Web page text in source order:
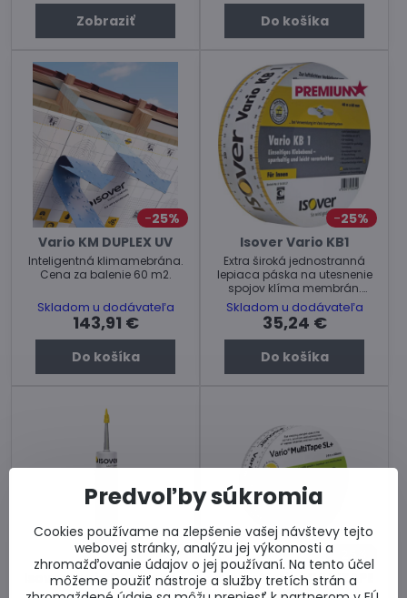
Zobraziť Do košíka
25%
Vario KM DUPLEX UV
Inteligentná klimamebrána.
Cena za balenie 60 m2.
Skladom u dodávateľa
143,91 €
Do košíka
25%
Isover Vario KB1
Extra široká jednostranná
lepiaca páska na utesnenie
spojov klíma membrán.
Cena za balenie 40m.
Skladom u dodávateľa
35,24 €
Do košíka
25%
Isover Vario DoubleFit +
25%
Isover Vario MULTITAPE
SL +
Predvoľby súkromia
Cookies používame na zlepšenie vašej návštevy tejto
webovej stránky, analýzu jej výkonnosti a
zhromažďovanie údajov o jej používaní. Na tento účel
môžeme použiť nástroje a služby tretích strán a